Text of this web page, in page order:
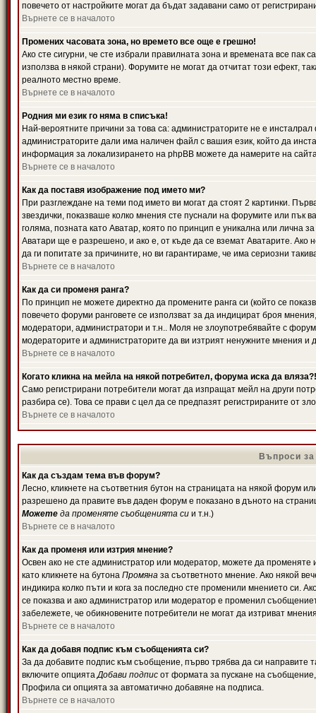
повечето от настройките могат да бъдат задавани само от
Върнете се в началото
Промених часовата зона, но времето все още е грешно!
Ако сте сигурни, че сте избрали правилната зона и времената все
използва в някой страни). Форумите не могат да отчитат този ефект,
реалното местно време.
Върнете се в началото
Родния ми език го няма в списъка!
Най-вероятните причини за това са: администраторите не е
администраторите дали има наличен файл с вашия език, който да
информация за локализирането на phpBB можете да намерите на
Върнете се в началото
Как да поставя изображение под името ми?
При разглеждане на теми под името ви могат да стоят 2 картинки.
звездички, показваше колко мнения сте пуснали на форумите или пък
голяма, позната като Аватар, която по принцип е уникална или лична
Аватари ще е разрешено, и ако е, от къде да се вземат Аватарите.
да ги попитате за причините, но ви гарантираме, че има сериозни
Върнете се в началото
Как да си променя ранга?
По принцип не можете директно да промените ранга си (който се
повечето форуми ранговете се използват за да индицират броя
модератори, администратори и т.н.. Моля не злоупотребявайте с
модераторите и администраторите да ви изтрият ненужните мнения и
Върнете се в началото
Когато кликна на мейла на някой потребител, форума иска да вляза?!
Само регистрирани потребители могат да изпращат мейл на други
разбира се). Това се прави с цел да се предпазят регистрираните от
Върнете се в началото
Въпроси
Как да създам тема във форум?
Лесно, кликнете на съответния бутон на страницата на някой форум
разрешено да правите във даден форум е показано в дъното на
Можете да променяте съобщенията си и т.н.)
Върнете се в началото
Как да променя или изтрия мнение?
Освен ако не сте администратор или модератор, можете да
като кликнете на бутона Промяна за съответното мнение. Ако някой
индикира колко пъти и кога за последно сте променили мнението си.
се показва и ако администратор или модератор е променил
забележете, че обикновените потребители не могат да изтриват
Върнете се в началото
Как да добавя подпис към съобщенията си?
За да добавите подпис към съобщение, първо трябва да си
включите опциятаДобави подпис от формата за пускане на
Профила си опцията за автоматично добавяне на подписа.
Върнете се в началото